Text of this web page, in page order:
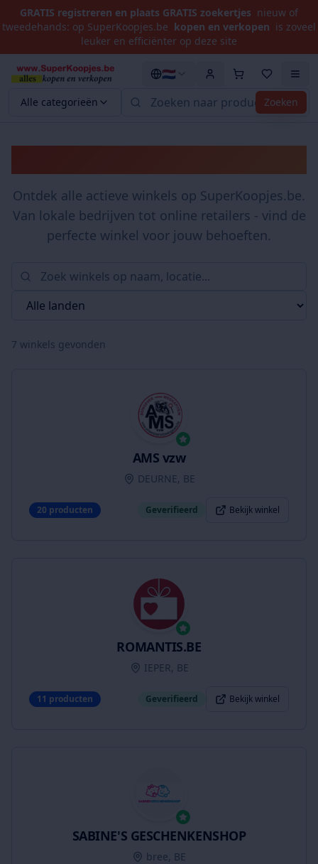
GRATIS registreren en plaats GRATIS zoekertjes nieuw of
tweedehands: op SuperKoopjes.be kopen en verkopen is zoveel
leuker en efficiënter op deze site
Alle categorieën Zoeken
🇳🇱
Ontdek alle actieve winkels op SuperKoopjes.be.
Van lokale bedrijven tot online retailers - vind de
perfecte winkel voor jouw behoeften.
7 winkels gevonden
AMS vzw
DEURNE, BE
20 producten Geverifieerd Bekijk winkel
ROMANTIS.BE
IEPER, BE
11 producten Geverifieerd Bekijk winkel
SABINE'S GESCHENKENSHOP
bree, BE